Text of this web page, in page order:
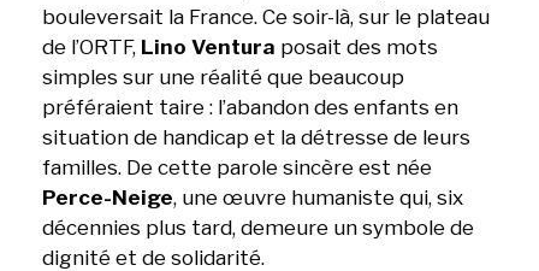
bouleversait la France. Ce soir-là, sur le plateau
de l’ORTF, Lino Ventura posait des mots
simples sur une réalité que beaucoup
préféraient taire : l’abandon des enfants en
situation de handicap et la détresse de leurs
familles. De cette parole sincère est née
Perce-Neige, une œuvre humaniste qui, six
décennies plus tard, demeure un symbole de
dignité et de solidarité.